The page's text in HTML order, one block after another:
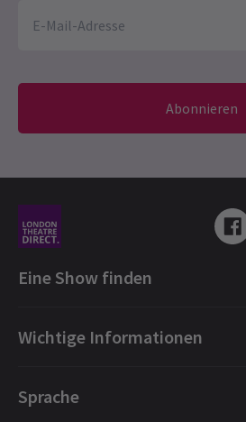
Abonnieren
Eine Show finden
London Musicals
London Tanz
Wichtige Informationen
Buchungsschutz
Sprache